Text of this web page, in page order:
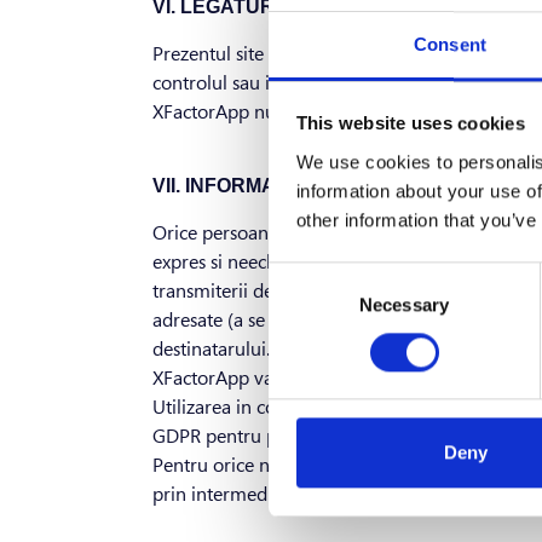
Consent
This website uses cookies
We use cookies to
information about your use
other information that
Consent
Selection
Necessary
Deny
VI. LEGATURA CU ALTE SITE-URI
Prezentul site poate contine legaturi sau
controlul sau indrumarea sa. In cazul utilizarii
XFactorApp nu poate garanta/controla
VII. INFORMATIILE OFERITE PRIN
Orice persoana care viziteaza site-uldev.taxisi
expres si neechivoc pentru urmatoarele:
transmiterii de materiale promotionale
adresate (a se vedea pagina "Contact" din
destinatarului.
XFactorApp va pastra confidentialitatea acestor
Utilizarea in continuare a acestui site
GDPR pentru protectia persoanelor cu privire
Pentru orice nelamurire in legatura cu
prin intermediul sectiunii "Contact" din site.